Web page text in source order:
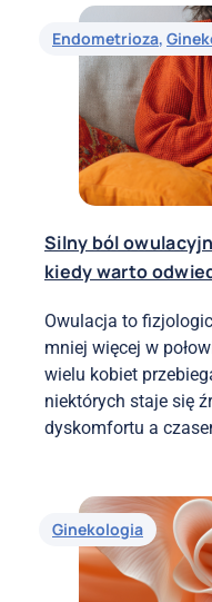
Endometrioza,
Silny ból
kiedy warto
Owulacja to
mniej więcej w
wielu kobiet
niektórych staje się
dyskomfortu a
Ginekologia